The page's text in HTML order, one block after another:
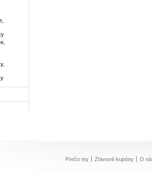
Prečo my Zľavové kupóny O